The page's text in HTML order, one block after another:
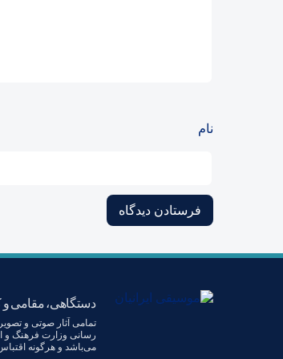
نام
دستگاهی، مقامی و
رسانی وزارت فرهنگ و
می‌باشد و هرگونه